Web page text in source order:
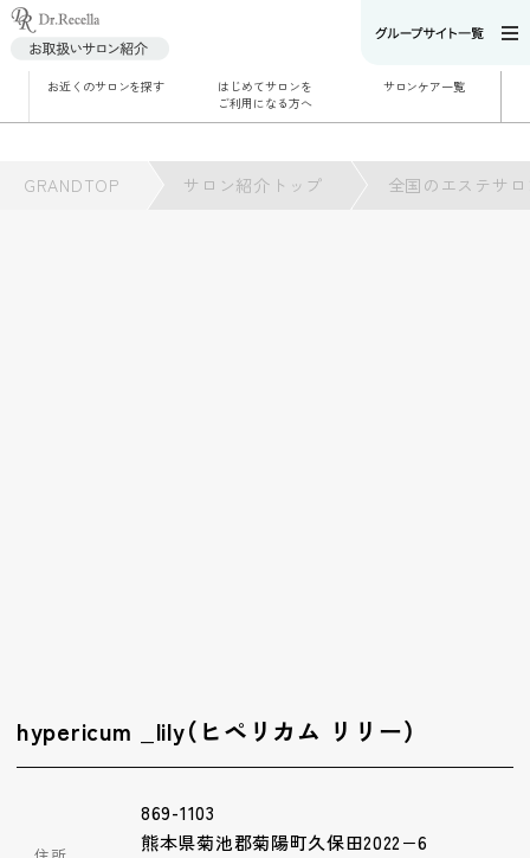
お近くのサロンを探す
はじめてサロンを
ご利用になる方へ
サロンケア一覧
ュー
角質ケア
角質ケア｜ポレーシ
GRANDTOP サロン紹介トップ 全国のエステサ
hypericum _lily（ヒペリカム リリー）
869-1103
熊本県菊池郡菊陽町久保田2022−6